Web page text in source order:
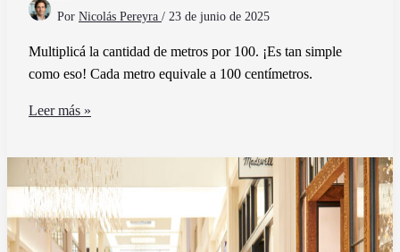
Por Nicolás Pereyra / 23 de junio de 2025
Multiplicá la cantidad de metros por 100. ¡Es tan simple
como eso! Cada metro equivale a 100 centímetros.
Cómo
convertir
metros
a
centímetros
de
Leer más »